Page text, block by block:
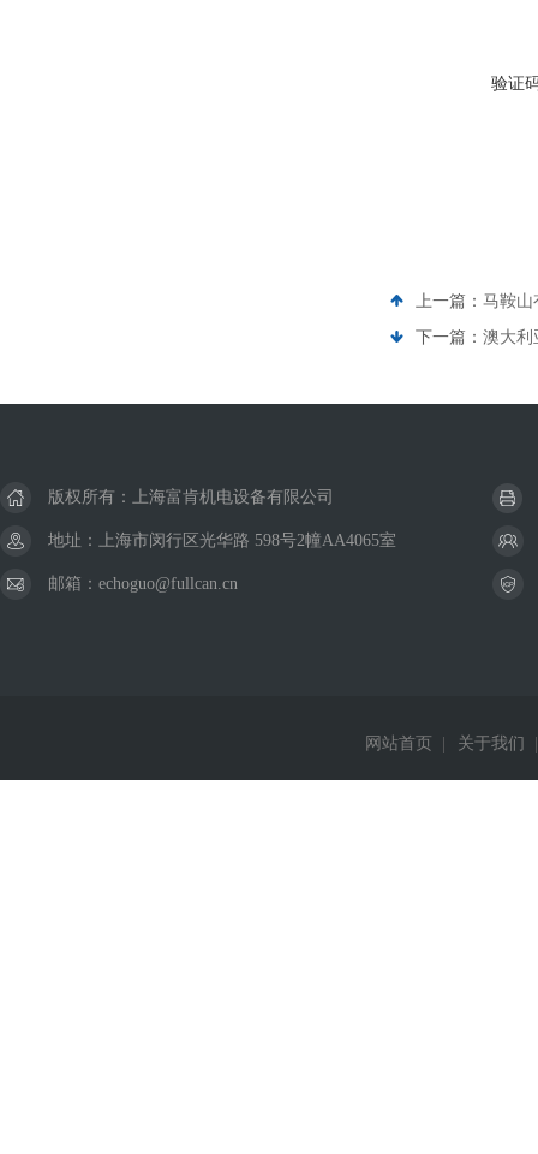
验证
上一篇： 马鞍山
下一篇： 澳大利
版权所有：上海富肯机电设备有限公司
地址：上海市闵行区光华路 598号2幢AA4065室
邮箱：echoguo@fullcan.cn
网站首页 关于我们